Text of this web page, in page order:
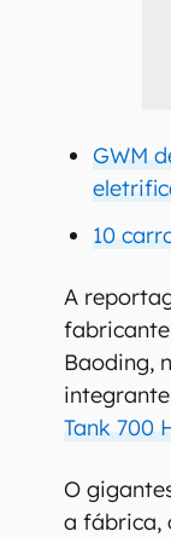
GWM
10
A
Baoding,
Tank 700
O
a fábrica,